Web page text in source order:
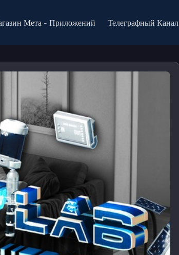
Мета - Приложений Телеграфный Канал